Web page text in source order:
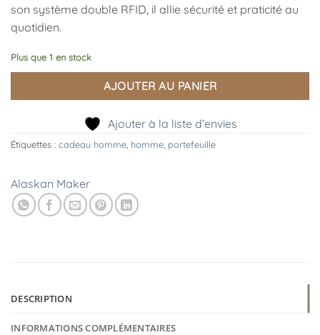
son système double RFID, il allie sécurité et praticité au
quotidien.
Plus que 1 en stock
AJOUTER AU PANIER
Ajouter à la liste d’envies
Étiquettes : cadeau homme homme portefeuille
Alaskan Maker
DESCRIPTION
INFORMATIONS COMPLÉMENTAIRES